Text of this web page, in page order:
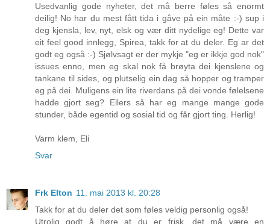
Usedvanlig gode nyheter, det må berre føles så enormt
deilig! No har du mest fått tida i gåve på ein måte :-) sup i
deg kjensla, lev, nyt, elsk og vær ditt nydelige eg! Dette var
eit feel good innlegg, Spirea, takk for at du deler. Eg ar det
godt eg også :-) Sjølvsagt er der mykje "eg er ikkje god nok"
issues enno, men eg skal nok få brøyta dei kjenslene og
tankane til sides, og plutselig ein dag så hopper og tramper
eg på dei. Muligens ein lite riverdans på dei vonde følelsene
hadde gjort seg? Ellers så har eg mange mange gode
stunder, både egentid og sosial tid og får gjort ting. Herlig!
Varm klem, Eli
Svar
Frk Elton 11. mai 2013 kl. 20:28
Takk for at du deler det som føles veldig personlig også!
Utrolig godt å høre at du er frisk, det må være en